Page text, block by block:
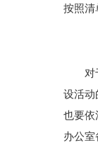
按照清
对于
设活动
也要依
办公室